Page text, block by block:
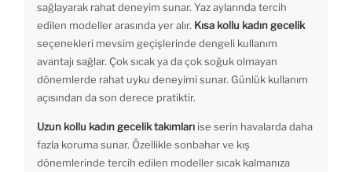
sağlayarak rahat deneyim sunar. Yaz aylarında tercih
edilen modeller arasında yer alır. Kısa kollu kadın gecelik
seçenekleri mevsim geçişlerinde dengeli kullanım
avantajı sağlar. Çok sıcak ya da çok soğuk olmayan
dönemlerde rahat uyku deneyimi sunar. Günlük kullanım
açısından da son derece pratiktir.
Uzun kollu kadın gecelik takımları ise serin havalarda daha
fazla koruma sunar. Özellikle sonbahar ve kış
dönemlerinde tercih edilen modeller sıcak kalmanıza